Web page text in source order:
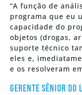
“A função de
programa que eu
capacidade do
objetos (drogas,
suporte técnico
eles e,
e os resolveram
Gerente Sênior